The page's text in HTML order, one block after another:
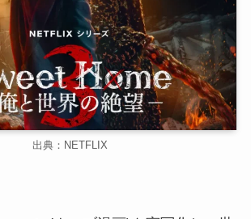
出典：NETFLIX